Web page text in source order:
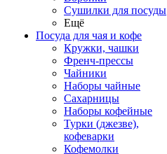
Сушилки для посуды
Ещё
Посуда для чая и кофе
Кружки, чашки
Френч-прессы
Чайники
Наборы чайные
Сахарницы
Наборы кофейные
Турки (джезве),
кофеварки
Кофемолки